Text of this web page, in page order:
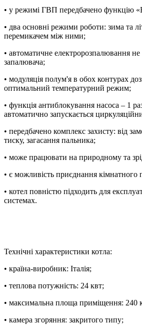
• у режимі ГВП передбачено функцію
• два основні режими роботи: зима та
перемикачем між ними;
• автоматичне електророзпалювання не
запалювача;
• модуляція полум'я в обох контурах
оптимальний температурний режим;
• функція антиблокування насоса – 1
автоматично запускається
• передбачено комплекс захисту: від
тиску, загасання пальника;
• може працювати на природному та
• є можливість приєднання кімнатного
• котел повністю підходить для
системах.
Технічні характеристики котла:
• країна-виробник: Італія;
• теплова потужність: 24 квт;
• максимальна площа приміщення: 240
• камера згоряння: закритого типу;